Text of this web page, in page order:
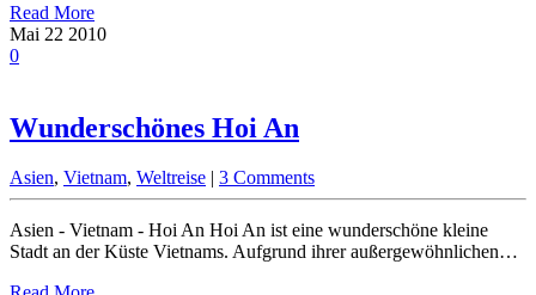
Read More
Mai 22 2010
0
Wunderschönes Hoi An
Asien, Vietnam, Weltreise | 3 Comments
Asien - Vietnam - Hoi An Hoi An ist eine wunderschöne kleine
Stadt an der Küste Vietnams. Aufgrund ihrer außergewöhnlichen…